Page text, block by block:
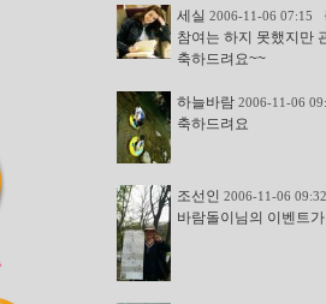
세실 2006-11-06 07:15
참여는 하지 못했지만
축하드려요~~
하늘바람 2006-11-06
축하드려요
조선인 2006-11-06 09:32
바람돌이님의 이벤트